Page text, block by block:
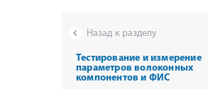
Назад к разделу
Тестирование и измерение
параметров волоконных
компонентов и ФИС